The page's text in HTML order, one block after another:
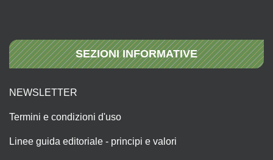
SEZIONI INFORMATIVE
NEWSLETTER
Termini e condizioni d'uso
Linee guida editoriale - principi e valori